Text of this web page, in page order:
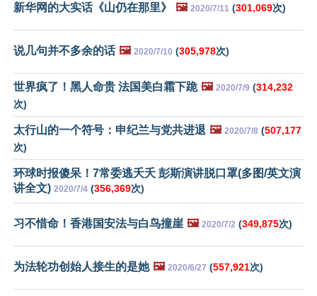
新华网的大实话《山仍在那里》 🖼️ 2020/7/11 (301,069次)
说几句并不多余的话 🖼️ 2020/7/10 (305,978次)
世界疯了！黑人命贵 法国美白霜下跪 🖼️ 2020/7/9 (314,232
次)
太行山的一个符号：申纪兰与党共进退 🖼️ 2020/7/8 (507,177
次)
环球时报傻呆！7常委逃夭夭 彭斯演讲脱口罩(多图/英文演
讲全文) 2020/7/4 (356,369次)
习不惜命！香港国安法与白鸟撞崖 🖼️ 2020/7/2 (349,875次)
为法轮功创始人接生的是她 🖼️ 2020/6/27 (557,921次)